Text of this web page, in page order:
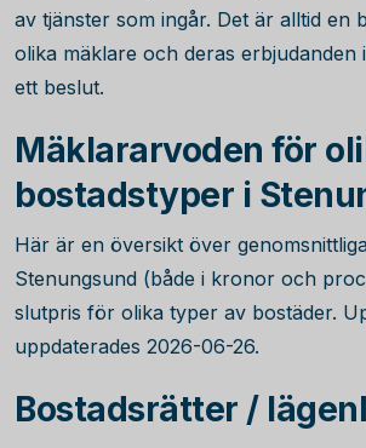
av tjänster som ingår. Det är alltid en
olika mäklare och deras erbjudanden
ett beslut.
Mäklararvoden för
bostadstyper i
Här är en översikt över
Stenungsund (både i kronor och
slutpris för olika typer av bostäder.
uppdaterades 2026-06-26.
Bostadsrätter /